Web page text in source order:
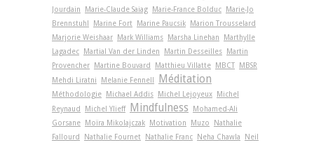
Jourdain
Marie-Claude Saiag Marie-France Bolduc Marie-Jo
Brennstuhl
Marine Fort Marine Paucsik Marion Trousselard
Marjorie Weishaar Mark Williams Marsha Linehan
Marthylle
Lagadec Martial Van der Linden Martin Desseilles Martin
Provencher Martine Bouvard Matthieu Villatte MBCT MBSR
Mehdi Liratni
Melanie Fennell Méditation
Méthodologie Michael Addis Michel Lejoyeux Michel
Reynaud
Michel Ylieff Mindfulness
Mohamed-Ali
Gorsane Moïra Mikolajczak Motivation Muzo
Nathalie
Fallourd
Nathalie Fournet Nathalie Franc Neha Chawla
Neil